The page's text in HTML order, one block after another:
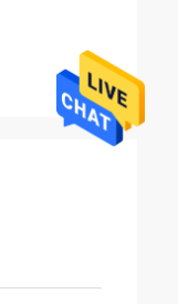
Hayter
kali ini sangat
sangat bagus,